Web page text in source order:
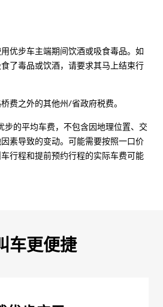
优步车主端期间饮酒或吸食毒品。如
了毒品或饮酒，请要求其马上结束行
费之外的其他州/省政府税费。
步的平均车费，不包含因地理位置、交
素导致的变动。可能需要按照一口价
行程和提前预约行程的实际车费可能
车更便捷